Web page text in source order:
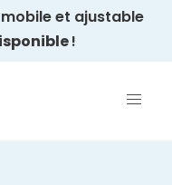
et ajustable
!